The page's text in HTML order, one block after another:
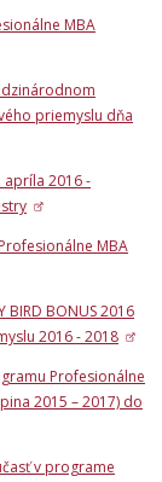
MBA
priemyslu dňa
apríla 2016 -
MBA
BONUS 2016
2016 - 2018
Profesionálne
2015 – 2017) do
v programe